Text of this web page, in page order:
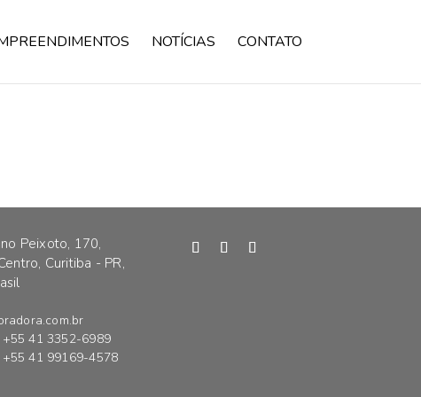
NOTÍCIAS CONTATO
Peixoto, 170,
Curitiba - PR,
+55 41 3352-6989
+55 41 99169-4578